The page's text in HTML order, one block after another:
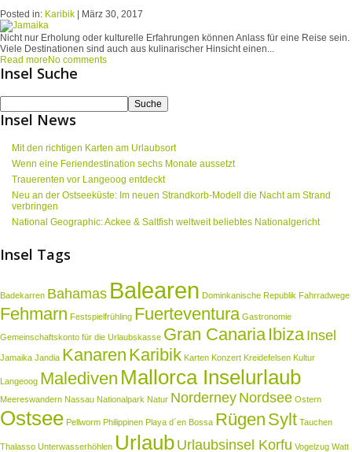
Posted in: Karibik | März 30, 2017
Nicht nur Erholung oder kulturelle Erfahrungen können Anlass für eine Reise sein.
Viele Destinationen sind auch aus kulinarischer Hinsicht einen...
Read moreNo comments
Insel Suche
Insel News
Mit den richtigen Karten am Urlaubsort
Wenn eine Feriendestination sechs Monate aussetzt
Trauerenten vor Langeoog entdeckt
Neu an der Ostseeküste: Im neuen Strandkorb-Modell die Nacht am Strand
verbringen
National Geographic: Ackee & Saltfish weltweit beliebtes Nationalgericht
Insel Tags
Badekarren Bahamas Balearen Dominkanische Republik Fahrradwege
Fehmarn Festspielfrühling Fuerteventura Gastronomie
Gemeinschaftskonto für die Urlaubskasse Gran Canaria Ibiza Insel
Jamaika Jandia Kanaren Karibik Karten Konzert Kreidefelsen Kultur
Langeoog Malediven Mallorca Inselurlaub
Meereswandern Nassau Nationalpark Natur Norderney Nordsee Ostern
Ostsee Pellworm Philippinen Playa d´en Bossa Rügen Sylt Tauchen
Thalasso Unterwasserhöhlen Urlaub Urlaubsinsel Korfu Vogelzug Watt